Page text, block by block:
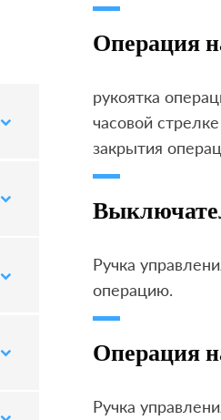
Операция
рукоятка
часовой
закрытия
Ручка
операцию.
Операция
Ручка